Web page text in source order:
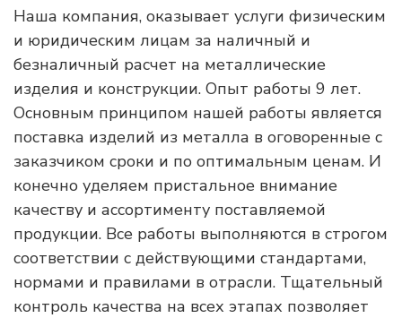
Наша компания, оказывает услуги физическим
и юридическим лицам за наличный и
безналичный расчет на металлические
изделия и конструкции. Опыт работы 9 лет.
Основным принципом нашей работы является
поставка изделий из металла в оговоренные с
заказчиком сроки и по оптимальным ценам. И
конечно уделяем пристальное внимание
качеству и ассортименту поставляемой
продукции. Все работы выполняются в строгом
соответствии с действующими стандартами,
нормами и правилами в отрасли. Тщательный
контроль качества на всех этапах позволяет